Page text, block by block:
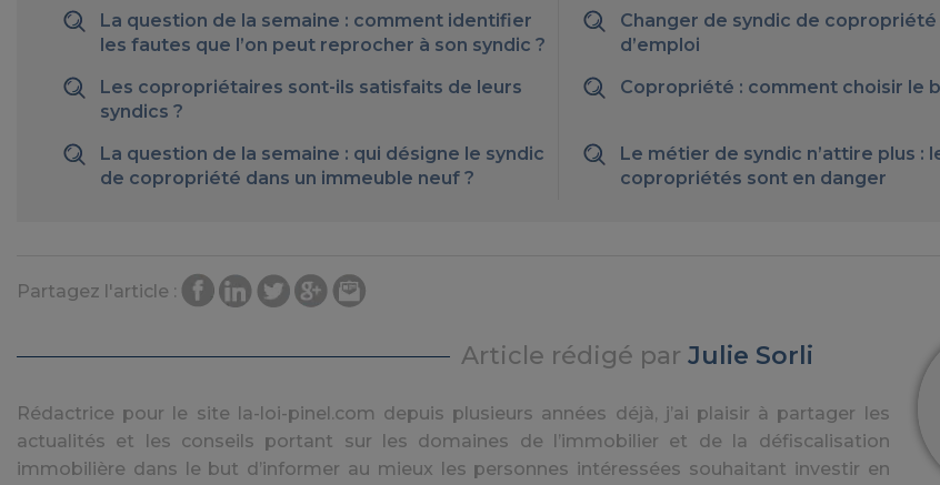
La question de la semaine : comment identifier
les fautes que l’on peut reprocher à son syndic ?
Changer de syndic de copropriété
d’emploi
Les copropriétaires sont-ils satisfaits de leurs
syndics ?
Copropriété : comment choisir le
La question de la semaine : qui désigne le syndic
de copropriété dans un immeuble neuf ?
Le métier de syndic n’attire plus :
copropriétés sont en danger
Partagez l'article :
Article rédigé parJulie Sorli
Rédactrice pour le site la-loi-pinel.com depuis plusieurs années déjà, j’ai plaisir à partager les
actualités et les conseils portant sur les domaines de l’immobilier et de la défiscalisation
immobilière dans le but d’informer au mieux les personnes intéressées souhaitant investir en